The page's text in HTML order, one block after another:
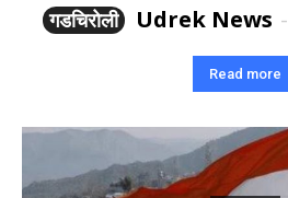
गडचिरोली
Udrek News -
Read more